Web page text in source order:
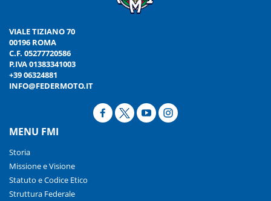
VIALE TIZIANO 70
00196 ROMA
C.F. 05277720586
P.IVA 01383341003
+39 06324881
INFO@FEDERMOTO.IT
MENU FMI
Storia
Missione e Visione
Statuto e Codice Etico
Struttura Federale